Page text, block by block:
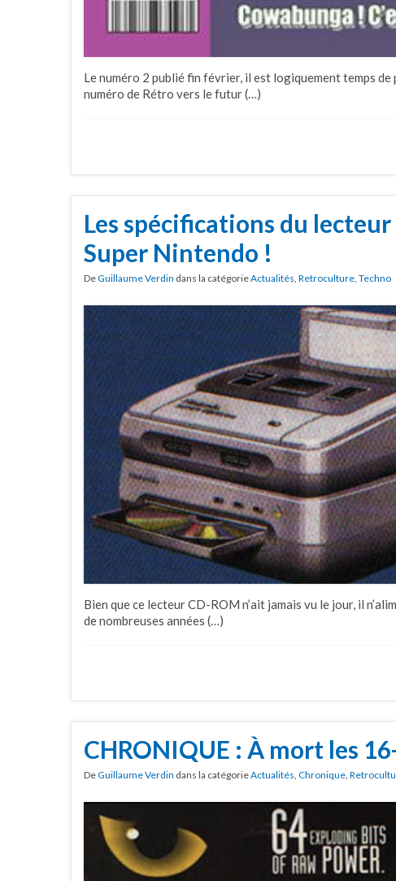
Le numéro 2 publié fin février, il est logiquement temps
numéro de Rétro vers le futur (…)
Les spécifications du lecteur
Super Nintendo !
DeGuillaume Verdin dans la catégorieActualités Retroculture Techno
Bien que ce lecteur CD-ROM n’ait jamais vu le jour, il
de nombreuses années (…)
CHRONIQUE : À mort les
DeGuillaume Verdin dans la catégorieActualités, Chronique,